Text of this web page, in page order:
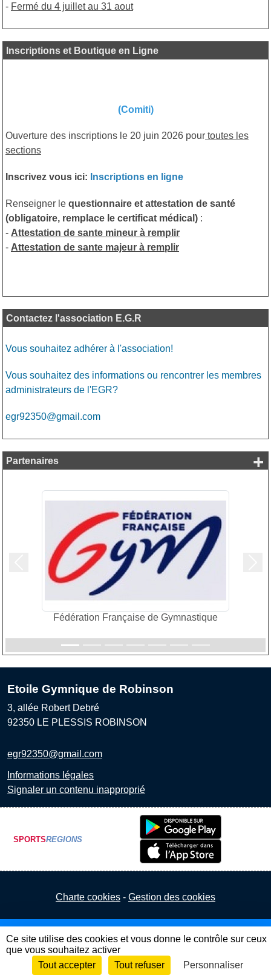
- Fermé du 4 juillet au 31 aout
Inscriptions et Boutique en Ligne
(Comiti)
Ouverture des inscriptions le 20 juin 2026 pour toutes les
sections
Inscrivez vous ici: Inscriptions en ligne
Renseigner le questionnaire et attestation de santé
(obligatoire, remplace le certificat médical) :
- Attestation de sante mineur à remplir
- Attestation de sante majeur à remplir
Contactez l'association E.G.R
Vous souhaitez adhérer à l'association!
Vous souhaitez des informations ou rencontrer les membres
administrateurs de l'EGR?
egr92350@gmail.com
Partenaires
Fédération Française de Gymnastique
Précedent
+
Etoile Gymnique de Robinson
3, allée Robert Debré
92350 LE PLESSIS ROBINSON
egr92350@gmail.com
Informations légales
Signaler un contenu inapproprié
SPORTSREGIONS
Charte cookies Gestion des cookies
Envie de participer ? Connexion
Ce site utilise des cookies et vous donne le contrôle sur ceux
que vous souhaitez activer
Tout accepter
Tout refuser Personnaliser